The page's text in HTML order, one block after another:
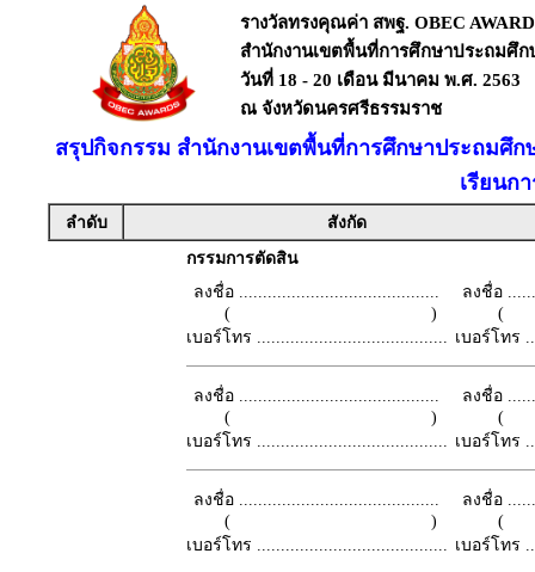
รางวัลทรงคุณค่า สพฐ. OBEC
สำนักงานเขตพื้นที่การศึกษาประถมศึก
วันที่ 18 - 20 เดือน มีนาคม พ.ศ. 2563
ณ จังหวัดนครศรีธรรมราช
สรุปกิจกรรม สำนักงานเขตพื้นที่การศึกษาประถมศึ
เรียนก
ลำดับ
สังกัด
กรรมการตัดสิน
ลงชื่อ ..........................................
( )
เบอร์โทร ........................................
ลงชื่อ
เบอร์โทร
ลงชื่อ ..........................................
( )
เบอร์โทร ........................................
ลงชื่อ
เบอร์โทร
ลงชื่อ ..........................................
( )
เบอร์โทร ........................................
ลงชื่อ
เบอร์โทร